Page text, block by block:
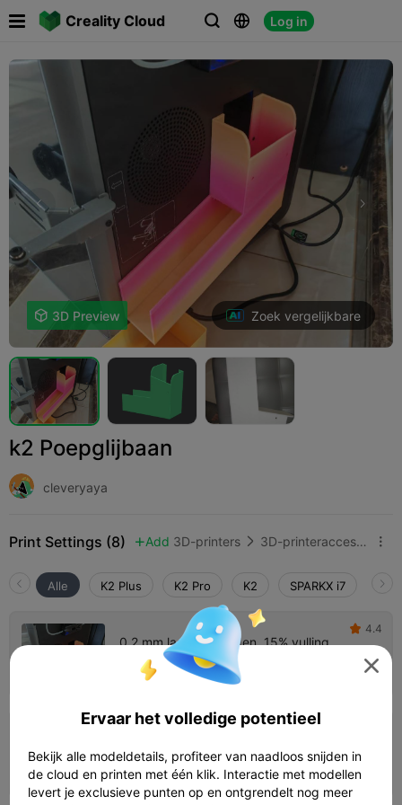
Creality Cloud   Log in
 
 3D Preview Zoek vergelijkbare
k2 Poepglijbaan
cleveryaya
Print Settings (8)  Add 3D-printers  3D-printeraccessoires 
Alle K2 Plus K2 Pro K2 SPARKX i7
0,2 mm laag, 2 wanden, 15% vulling
Auteur  03h 17m
 4.4
laag, 2 wanden, 15% vulling
 02h 30m 1 plates  166.28g

Ervaar het volledige potentieel
Bekijk alle modeldetails, profiteer van naadloos snijden in
de cloud en printen met één klik. Interactie met modellen
levert je exclusieve punten op en ontgrendelt nog meer